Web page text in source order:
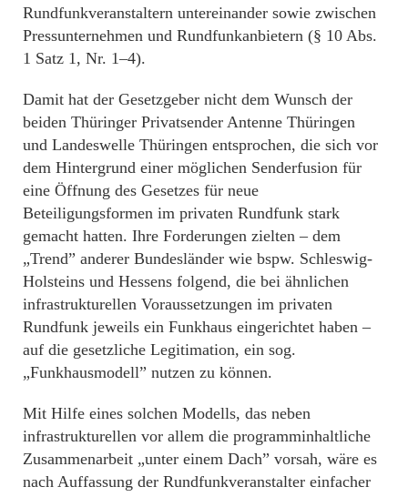
Rundfunkveranstaltern untereinander sowie zwischen
Pressunternehmen und Rundfunkanbietern (§ 10 Abs.
1 Satz 1, Nr. 1–4).
Damit hat der Gesetzgeber nicht dem Wunsch der
beiden Thüringer Privatsender Antenne Thüringen
und Landeswelle Thüringen entsprochen, die sich vor
dem Hintergrund einer möglichen Senderfusion für
eine Öffnung des Gesetzes für neue
Beteiligungsformen im privaten Rundfunk stark
gemacht hatten. Ihre Forderungen zielten – dem
„Trend” anderer Bundesländer wie bspw. Schleswig-
Holsteins und Hessens folgend, die bei ähnlichen
infrastrukturellen Voraussetzungen im privaten
Rundfunk jeweils ein Funkhaus eingerichtet haben –
auf die gesetzliche Legitimation, ein sog.
„Funkhausmodell” nutzen zu können.
Mit Hilfe eines solchen Modells, das neben
infrastrukturellen vor allem die programminhaltliche
Zusammenarbeit „unter einem Dach” vorsah, wäre es
nach Auffassung der Rundfunkveranstalter einfacher